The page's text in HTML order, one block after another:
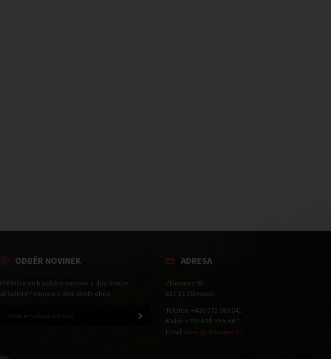
ODBĚR NOVINEK
Přihlašte se k odběru novinek a dostávejte
aktuální informace z dění okolo obce.
ADRESA
Zlámanec 95
687 12 Zlámanec
Telefon: +420 572 580 641
Mobil: +420 608 955 561
Email: obec@zlamanec.cz